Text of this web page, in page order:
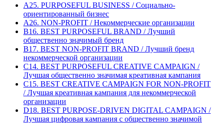
A25. PURPOSEFUL BUSINESS / Социально-
ориентированный бизнес
A26. NON-PROFIT / Некоммерческие организации
B16. BEST PURPOSEFUL BRAND / Лучший
общественно значимый бренд
B17. BEST NON-PROFIT BRAND / Лучший бренд
некоммерческой организации
C14. BEST PURPOSEFUL CREATIVE CAMPAIGN /
Лучшая общественно значимая креативная кампания
C15. BEST CREATIVE CAMPAIGN FOR NON-PROFIT
/ Лучшая креативная кампания для некоммерческой
организации
D18. BEST PURPOSE-DRIVEN DIGITAL CAMPAIGN /
Лучшая цифровая кампания с общественно значимой